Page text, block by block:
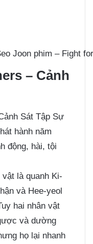
Joon phim – Fight
– Cảnh
Sát Tập Sự
hành năm
động, hài, tội
vật là quanh Ki-
và Hee-yeol
hai nhân vật
và dường
họ lại nhanh